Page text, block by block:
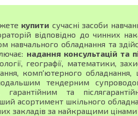
купити сучасні засоби
відповідно до чинних
навчального обладнання та
надання консультацій та
географії, математики,
комп'ютерного
тендерним
гарантійним та
асортимент шкільного
закладів за найкращими цінами